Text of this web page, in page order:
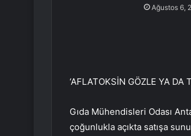
Ağustos 6,
‘AFLATOKSİN GÖZLE YA DA
Gıda Mühendisleri Odası
çoğunlukla açıkta satışa